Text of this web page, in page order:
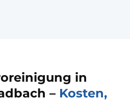
in
– Kosten,